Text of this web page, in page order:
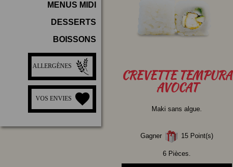
MENUS MIDI
DESSERTS
BOISSONS
ALLERGÈNES
VOS ENVIES
CREVETTETEMPURA
AVOCAT
Maki sans algue.
Gagner 15 Point(s)
6 Pièces.